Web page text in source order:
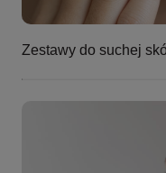
Zestawy do suchej